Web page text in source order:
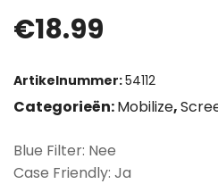
€18.99
Artikelnummer:54112
Categorieën:Mobilize,
Blue Filter: Nee
Case Friendly: Ja